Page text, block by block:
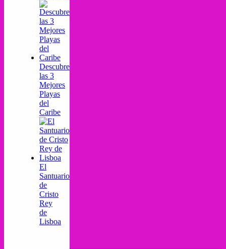
Descubre
las 3
Mejores
Playas
del
Caribe
El
Santuario
de
Cristo
Rey
de
Lisboa